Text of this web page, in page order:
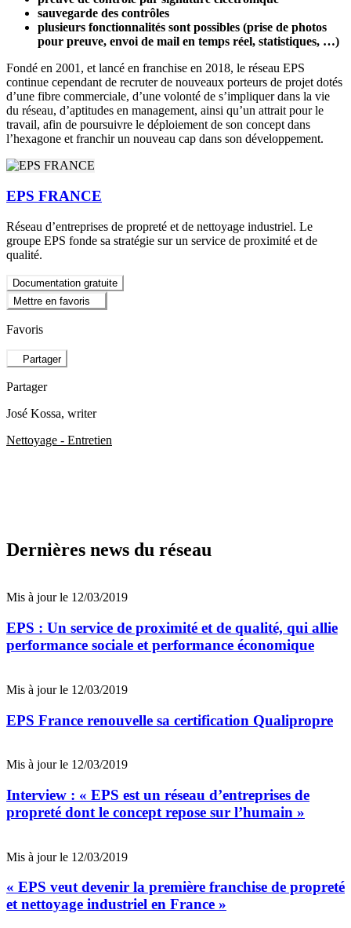
sauvegarde des contrôles
plusieurs fonctionnalités sont possibles (prise de photos
pour preuve, envoi de mail en temps réel, statistiques, …)
Fondé en 2001, et lancé en franchise en 2018, le réseau EPS
continue cependant de recruter de nouveaux porteurs de projet dotés
d’une fibre commerciale, d’une volonté de s’impliquer dans la vie
du réseau, d’aptitudes en management, ainsi qu’un attrait pour le
travail, afin de poursuivre le déploiement de son concept dans
l’hexagone et franchir un nouveau cap dans son développement.
EPS FRANCE
Réseau d’entreprises de propreté et de nettoyage industriel. Le
groupe EPS fonde sa stratégie sur un service de proximité et de
qualité.
Documentation gratuite
Mettre en favoris
Favoris
Partager
Partager
José Kossa, writer
Nettoyage - Entretien
Dernières news du réseau
Mis à jour le 12/03/2019
EPS : Un service de proximité et de qualité, qui allie
performance sociale et performance économique
Mis à jour le 12/03/2019
EPS France renouvelle sa certification Qualipropre
Mis à jour le 12/03/2019
Interview : « EPS est un réseau d’entreprises de
propreté dont le concept repose sur l’humain »
Mis à jour le 12/03/2019
« EPS veut devenir la première franchise de propreté
et nettoyage industriel en France »